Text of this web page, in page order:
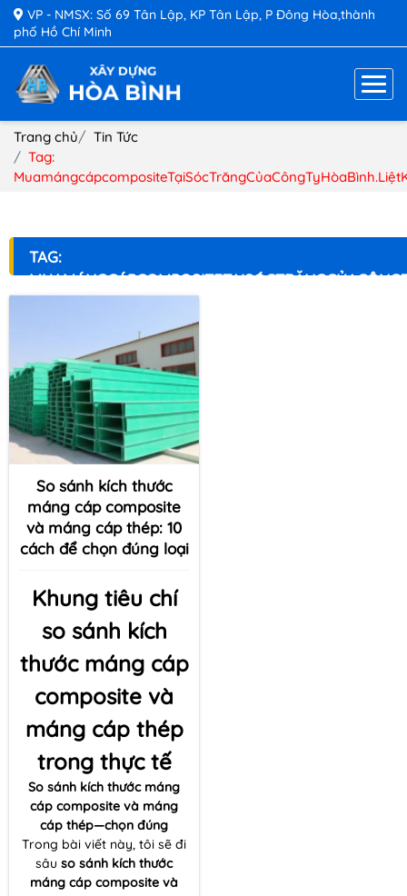
VP - NMSX: Số 69 Tân Lập, KP Tân Lập, P Đông Hòa,thành
phố Hồ Chí Minh
Trang chủ
Tin Tức
Tag:
TAG:
So sánh kích thước
máng cáp composite
và máng cáp thép: 10
cách để chọn đúng loại
Khung tiêu chí
so sánh kích
thước máng cáp
composite và
máng cáp thép
trong thực tế
So sánh kích thước máng
cáp composite và máng
cáp thép—chọn đúng
Trong bài viết này, tôi sẽ đi
sâu so sánh kích thước
máng cáp composite và